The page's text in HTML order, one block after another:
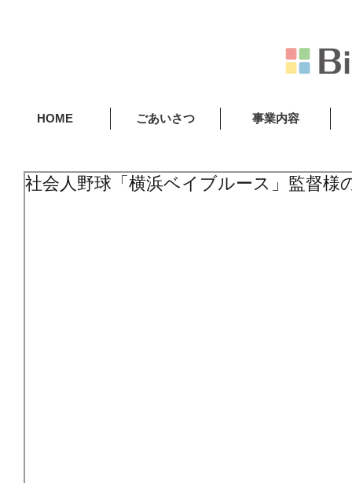
HOME ごあいさつ 事業内容
社会人野球「横浜ベイブルース」監督様